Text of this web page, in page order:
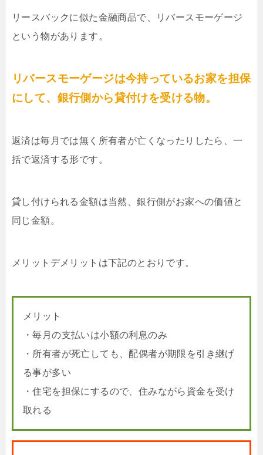
リースバックに似た金融商品で、リバースモーゲージ
という物があります。
リバースモーゲージは今持っているお家を担保
にして、銀行側から貸付けを受ける物。
返済は毎月では無く所有者が亡くなったりしたら、一
括で返済する形です。
貸し付けられる金額は当然、銀行側がお家への価値と
同じ金額。
メリットデメリットは下記のとおりです。
メリット
・毎月の支払いは小額の利息のみ
・所有者が死亡しても、配偶者が期限を引き継げ
る事が多い
・住宅を担保にするので、住みながら資金を受け
取れる